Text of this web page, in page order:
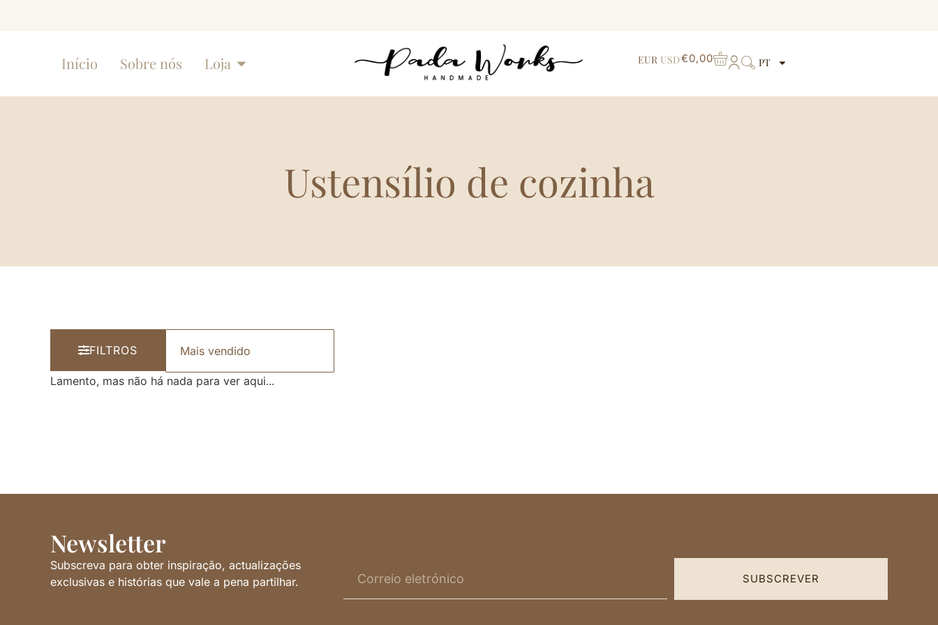
Início Sobre nós Loja EUR USD€0,00 PT
Ustensílio de cozinha
FILTROS
Lamento, mas não há nada para ver aqui...
Newsletter
Subscreva para obter inspiração, actualizações
exclusivas e histórias que vale a pena partilhar.
SUBSCREVER